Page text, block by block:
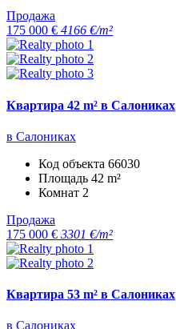
Продажа
175 000 € 4166 €/m²
Квартира 42 m² в Салониках
в Салониках
Код объекта 66030
Площадь 42 m²
Комнат 2
Продажа
175 000 € 3301 €/m²
Квартира 53 m² в Салониках
в Салониках